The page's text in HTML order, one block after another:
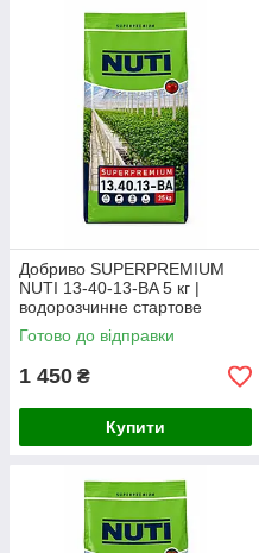
Добриво SUPERPREMIUM
NUTI 13-40-13-BA 5 кг |
водорозчинне стартове
добриво (фасоване з мішка)
Готово до відправки
1 450 ₴
Купити